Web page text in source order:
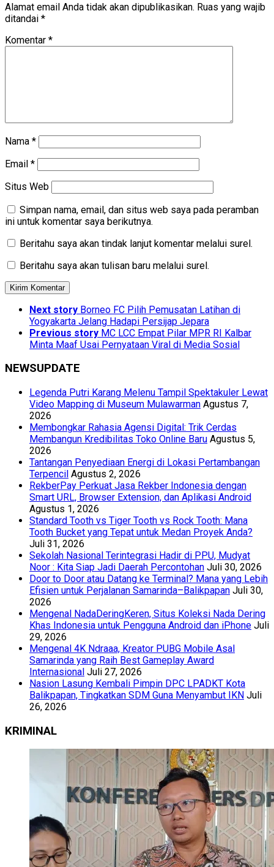
Alamat email Anda tidak akan dipublikasikan. Ruas yang wajib
ditandai *
Komentar *
Nama *
Email *
Situs Web
Simpan nama, email, dan situs web saya pada peramban
ini untuk komentar saya berikutnya.
Beritahu saya akan tindak lanjut komentar melalui surel.
Beritahu saya akan tulisan baru melalui surel.
Next story Borneo FC Pilih Pemusatan Latihan di
Yogyakarta Jelang Hadapi Persijap Jepara
Previous story MC LCC Empat Pilar MPR RI Kalbar
Minta Maaf Usai Pernyataan Viral di Media Sosial
NEWSUPDATE
Legenda Putri Karang Melenu Tampil Spektakuler Lewat
Video Mapping di Museum Mulawarman Agustus 7,
2026
Membongkar Rahasia Agensi Digital: Trik Cerdas
Membangun Kredibilitas Toko Online Baru Agustus 5,
2026
Tantangan Penyediaan Energi di Lokasi Pertambangan
Terpencil Agustus 2, 2026
RekberPay Perkuat Jasa Rekber Indonesia dengan
Smart URL, Browser Extension, dan Aplikasi Android
Agustus 1, 2026
Standard Tooth vs Tiger Tooth vs Rock Tooth: Mana
Tooth Bucket yang Tepat untuk Medan Proyek Anda?
Juli 31, 2026
Sekolah Nasional Terintegrasi Hadir di PPU, Mudyat
Noor : Kita Siap Jadi Daerah Percontohan Juli 30, 2026
Door to Door atau Datang ke Terminal? Mana yang Lebih
Efisien untuk Perjalanan Samarinda–Balikpapan Juli 30,
2026
Mengenal NadaDeringKeren, Situs Koleksi Nada Dering
Khas Indonesia untuk Pengguna Android dan iPhone Juli
29, 2026
Mengenal 4K Ndraaa, Kreator PUBG Mobile Asal
Samarinda yang Raih Best Gameplay Award
Internasional Juli 27, 2026
Nasion Lasung Kembali Pimpin DPC LPADKT Kota
Balikpapan, Tingkatkan SDM Guna Menyambut IKN Juli
26, 2026
KRIMINAL